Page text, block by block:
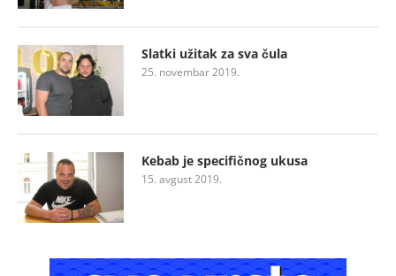
Slatki užitak za sva čula
25. novembar 2019.
Kebab je specifičnog ukusa
15. avgust 2019.